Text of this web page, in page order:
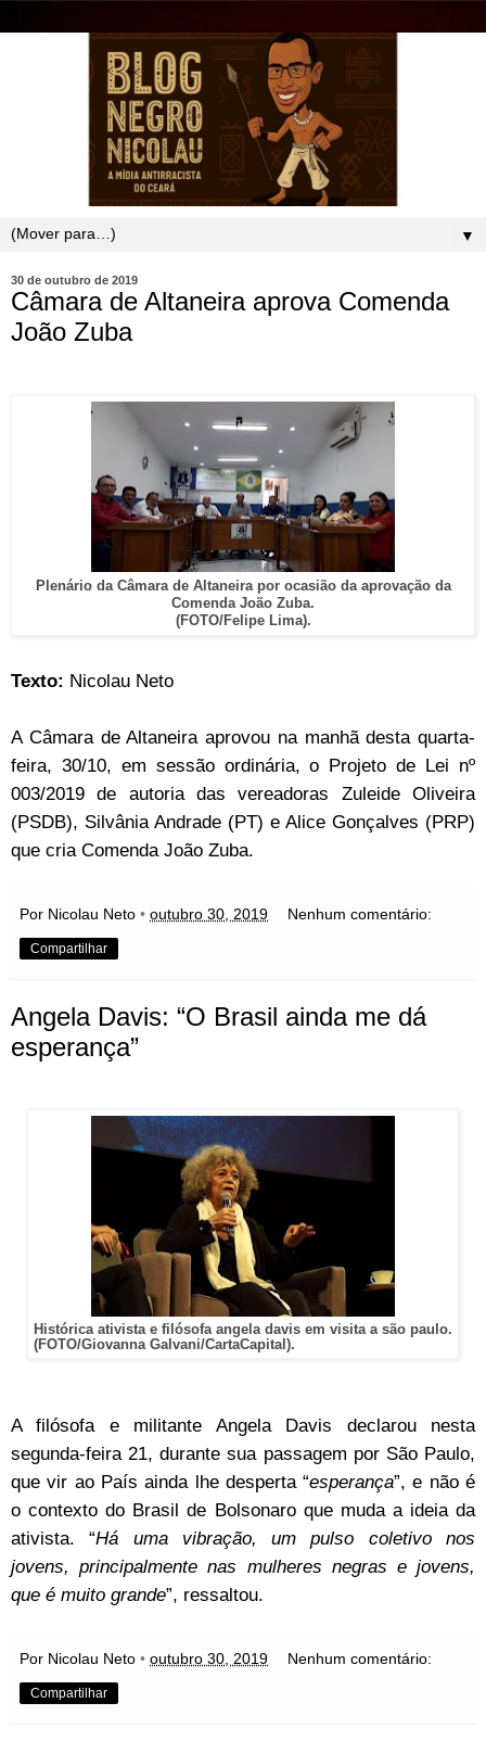
▼
30 de outubro de 2019
Câmara de Altaneira aprova Comenda
João Zuba
Plenário da Câmara de Altaneira por ocasião da aprovação da
Comenda João Zuba.
(FOTO/Felipe Lima).
Texto: Nicolau Neto
A Câmara de Altaneira aprovou na manhã desta quarta-
feira, 30/10, em sessão ordinária, o Projeto de Lei nº
003/2019 de autoria das vereadoras Zuleide Oliveira
(PSDB), Silvânia Andrade (PT) e Alice Gonçalves (PRP)
que cria Comenda João Zuba.
Por Nicolau Neto • outubro 30, 2019 Nenhum comentário:
Compartilhar
Angela Davis: “O Brasil ainda me dá
esperança”
Histórica ativista e filósofa angela davis em visita a são paulo.
(FOTO/Giovanna Galvani/CartaCapital).
A filósofa e militante Angela Davis declarou nesta
segunda-feira 21, durante sua passagem por São Paulo,
que vir ao País ainda lhe desperta “esperança”, e não é
o contexto do Brasil de Bolsonaro que muda a ideia da
ativista. “Há uma vibração, um pulso coletivo nos
jovens, principalmente nas mulheres negras e jovens,
que é muito grande”, ressaltou.
Por Nicolau Neto • outubro 30, 2019 Nenhum comentário:
Compartilhar